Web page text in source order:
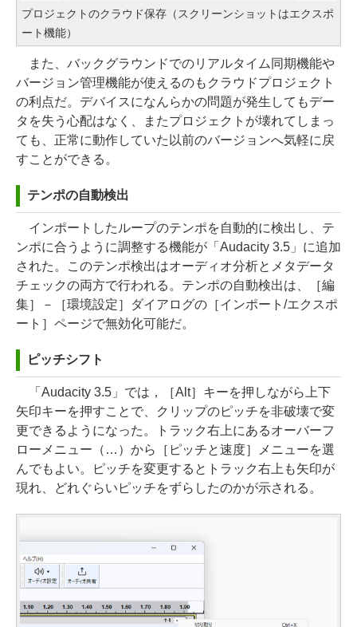
プロジェクトのクラウド保存（スクリーンショットはエクスポ
ート機能）
また、バックグラウンドでのリアルタイム同期機能や
バージョン管理機能が使えるのもクラウドプロジェクト
の利点だ。デバイスになんらかの問題が発生してもデー
タを失う心配はなく、またプロジェクトが壊れてしまっ
ても、正常に動作していた以前のバージョンへ気軽に戻
すことができる。
テンポの自動検出
インポートしたループのテンポを自動的に検出し、テ
ンポに合うように調整する機能が「Audacity 3.5」に追加
された。このテンポ検出はオーディオ分析とメタデータ
チェックの両方で行われる。テンポの自動検出は、［編
集］－［環境設定］ダイアログの［インポート/エクスポ
ート］ページで無効化可能だ。
ピッチシフト
「Audacity 3.5」では，［Alt］キーを押しながら上下
矢印キーを押すことで、クリップのピッチを非破壊で変
更できるようになった。トラック右上にあるオーバーフ
ローメニュー（…）から［ピッチと速度］メニューを選
んでもよい。ピッチを変更するとトラック右上も矢印が
現れ、どれぐらいピッチをずらしたのかが示される。